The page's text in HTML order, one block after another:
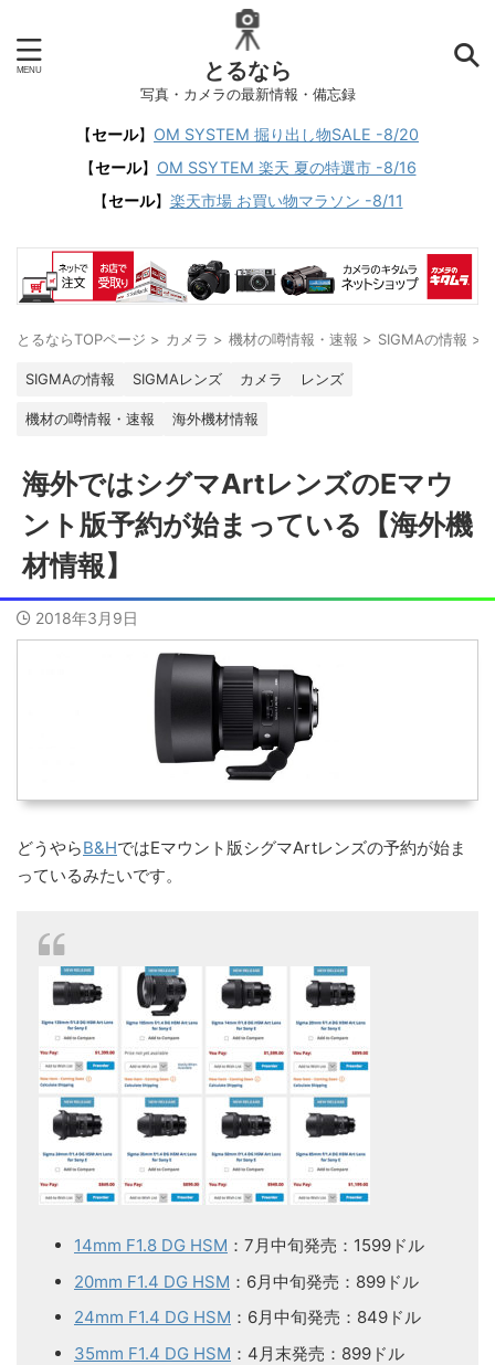
とるなら
写真・カメラの最新情報・備忘録
【セール】 OM SYSTEM 掘り出し物SALE -8/20
【セール】 OM SSYTEM 楽天 夏の特選市 -8/16
【セール】 楽天市場 お買い物マラソン -8/11
とるならTOPページ > カメラ > 機材の噂情報・速報 > SIGMAの情報 >
SIGMAの情報 SIGMAレンズ カメラ レンズ
機材の噂情報・速報 海外機材情報
海外ではシグマArtレンズのEマウ
ント版予約が始まっている【海外機
材情報】
2018年3月9日
どうやらB&HではEマウント版シグマArtレンズの予約が始ま
っているみたいです。
14mm F1.8 DG HSM ：7月中旬発売：1599ドル
20mm F1.4 DG HSM ：6月中旬発売：899ドル
24mm F1.4 DG HSM ：6月中旬発売：849ドル
35mm F1.4 DG HSM ：4月末発売：899ドル